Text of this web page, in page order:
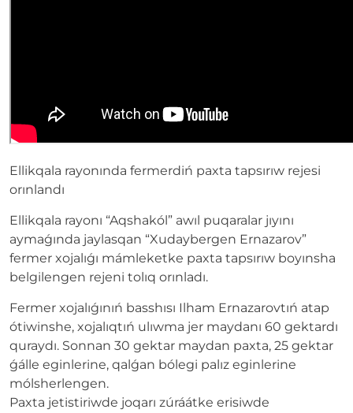
Ellikqala rayonında fermerdiń paxta tapsırıw rejesi
orınlandı
Ellikqala rayonı “Aqshakól” awıl puqaralar jıyını
aymaǵında jaylasqan “Xudaybergen Ernazarov”
fermer xojalıǵı mámleketke paxta tapsırıw boyınsha
belgilengen rejeni tolıq orınladı.
Fermer xojalıǵınıń basshısı Ilham Ernazarovtıń atap
ótiwinshe, xojalıqtıń ulıwma jer maydanı 60 gektardı
quraydı. Sonnan 30 gektar maydan paxta, 25 gektar
ǵálle eginlerine, qalǵan bólegi palız eginlerine
mólsherlengen.
Paxta jetistiriwde joqarı zúráátke erisiwde